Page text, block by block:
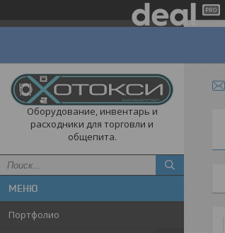
Оборудование, инвентарь и
расходники для торговли и
общепита.
Портфолио